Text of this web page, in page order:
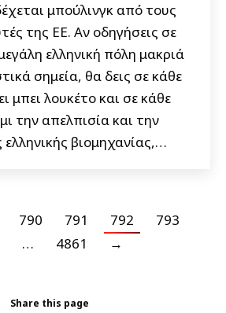
μπούλινγκ από τους
της ΕΕ. Αν οδηγήσεις σε
ελληνική πόλη μακριά
σημεία, θα δεις σε κάθε
μπει λουκέτο και σε κάθε
την απελπισία και την
βιομηχανίας,…
790 791 792
793
… 4861 →
Share this page